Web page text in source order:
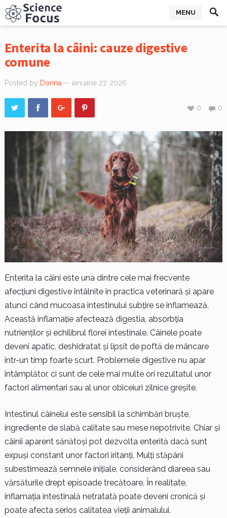
MENU
Enterita la câini: cauze digestive
comune
Posted by Dorina — ianuarie 27, 2026
0
0
Enterita la câini este una dintre cele mai frecvente
afecțiuni digestive întâlnite în practica veterinară și apare
atunci când mucoasa intestinului subțire se inflamează.
Această inflamație afectează digestia, absorbția
nutrienților și echilibrul florei intestinale. Câinele poate
deveni apatic, deshidratat și lipsit de poftă de mâncare
într-un timp foarte scurt. Problemele digestive nu apar
întâmplător, ci sunt de cele mai multe ori rezultatul unor
factori alimentari sau al unor obiceiuri zilnice greșite.
Intestinul câinelui este sensibil la schimbări bruște,
ingrediente de slabă calitate sau mese nepotrivite. Chiar și
câinii aparent sănătoși pot dezvolta enterită dacă sunt
expuși constant unor factori iritanți. Mulți stăpâni
subestimează semnele inițiale, considerând diareea sau
vărsăturile drept episoade trecătoare. În realitate,
inflamația intestinală netratată poate deveni cronică și
poate afecta serios calitatea vieții animalului.